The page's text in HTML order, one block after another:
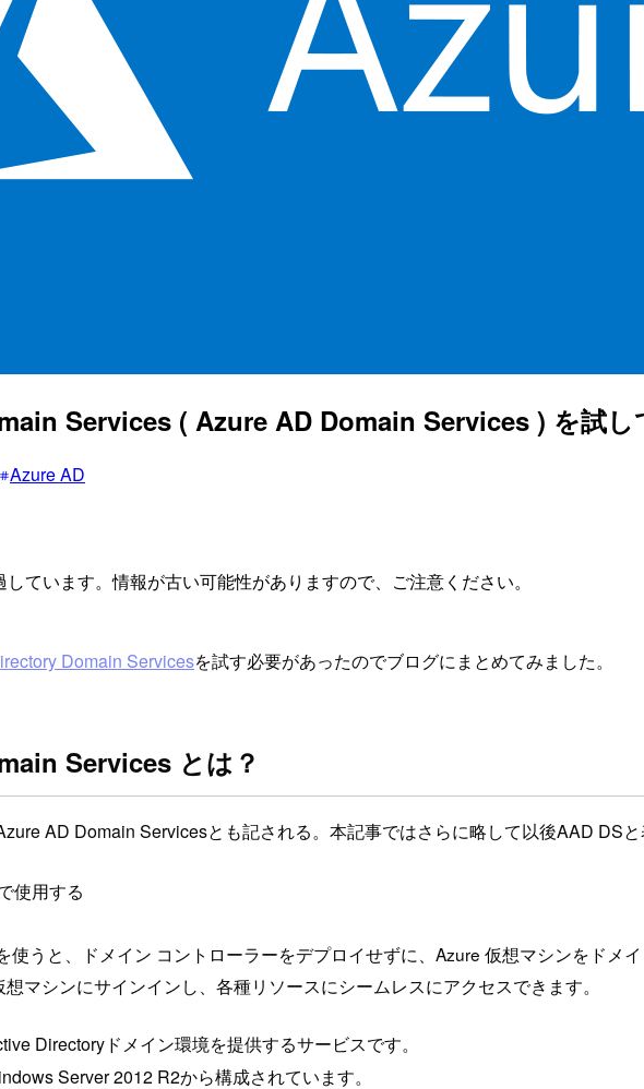
Services ( Azure AD Domain Services ) を試し
Azure AD
ています。情報が古い可能性がありますので、ご注意ください。
Domain Servicesを試す必要があったのでブログにまとめてみました。
Services とは？
AD Domain Servicesとも記される。本記事ではさらに略して以後AAD DS
使用する
使うと、ドメイン コントローラーをデプロイせずに、Azure 仮想マシンをドメ
マシンにサインインし、各種リソースにシームレスにアクセスできます。
Directoryドメイン環境を提供するサービスです。
Server 2012 R2から構成されています。